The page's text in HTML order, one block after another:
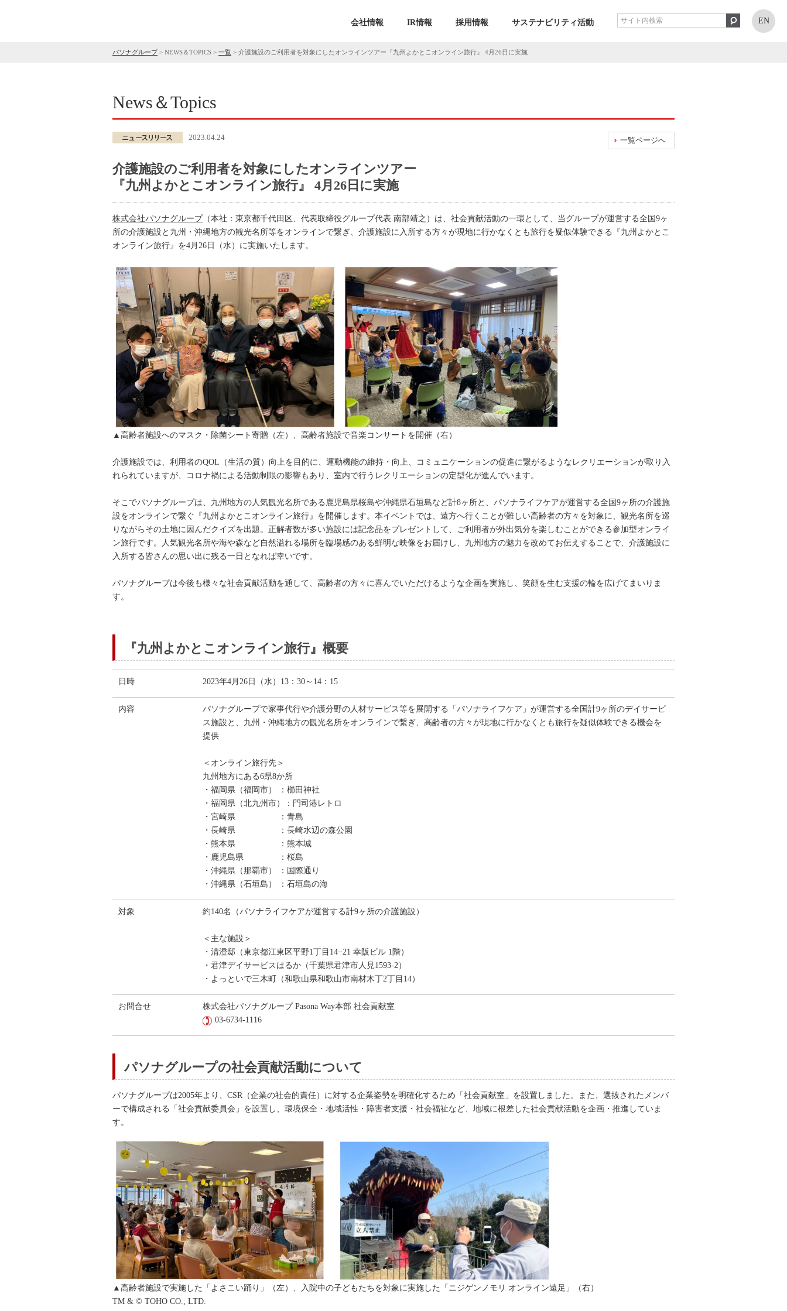
会社情報 IR情報 採用情報 サステナビリティ活動 EN
パソナグループ> NEWS＆TOPICS > 一覧 > 介護施設のご利用者を対象にしたオンラインツアー『九州よかとこオンライン旅行』 4月26日に実施
News＆Topics
一覧ページへ
2023.04.24
介護施設のご利用者を対象にしたオンラインツアー
『九州よかとこオンライン旅行』 4月26日に実施
株式会社パソナグループ （本社：東京都千代田区、代表取締役グループ代表 南部靖之）は、社会貢献活動の一環として、当グループが運営する全国9ヶ
所の介護施設と九州・沖縄地方の観光名所等をオンラインで繋ぎ、介護施設に入所する方々が現地に行かなくとも旅行を疑似体験できる『九州よかとこ
オンライン旅行』を4月26日（水）に実施いたします。
▲高齢者施設へのマスク・除菌シート寄贈（左）、高齢者施設で音楽コンサートを開催（右）
介護施設では、利用者のQOL（生活の質）向上を目的に、運動機能の維持・向上、コミュニケーションの促進に繋がるようなレクリエーションが取り入
れられていますが、コロナ禍による活動制限の影響もあり、室内で行うレクリエーションの定型化が進んでいます。
そこでパソナグループは、九州地方の人気観光名所である鹿児島県桜島や沖縄県石垣島など計8ヶ所と、パソナライフケアが運営する全国9ヶ所の介護施
設をオンラインで繋ぐ『九州よかとこオンライン旅行』を開催します。本イベントでは、遠方へ行くことが難しい高齢者の方々を対象に、観光名所を巡
りながらその土地に因んだクイズを出題。正解者数が多い施設には記念品をプレゼントして、ご利用者が外出気分を楽しむことができる参加型オンライ
ン旅行です。人気観光名所や海や森など自然溢れる場所を臨場感のある鮮明な映像をお届けし、九州地方の魅力を改めてお伝えすることで、介護施設に
入所する皆さんの思い出に残る一日となれば幸いです。
パソナグループは今後も様々な社会貢献活動を通して、高齢者の方々に喜んでいただけるような企画を実施し、笑顔を生む支援の輪を広げてまいりま
す。
『九州よかとこオンライン旅行』概要
日時 2023年4月26日（水）13：30～14：15
内容
パソナグループで家事代行や介護分野の人材サービス等を展開する「パソナライフケア」が運営する全国計9ヶ所のデイサービ
ス施設と、九州・沖縄地方の観光名所をオンラインで繋ぎ、高齢者の方々が現地に行かなくとも旅行を疑似体験できる機会を
提供
＜オンライン旅行先＞
九州地方にある6県8か所
・福岡県（福岡市） ：櫛田神社
・福岡県（北九州市）：門司港レトロ
・宮崎県 ：青島
・長崎県 ：長崎水辺の森公園
・熊本県 ：熊本城
・鹿児島県 ：桜島
・沖縄県（那覇市） ：国際通り
・沖縄県（石垣島） ：石垣島の海
対象 約140名（パソナライフケアが運営する計9ヶ所の介護施設）
＜主な施設＞
・清澄邸（東京都江東区平野1丁目14−21 幸阪ビル 1階）
・君津デイサービスはるか（千葉県君津市人見1593-2）
・よっといで三木町（和歌山県和歌山市南材木丁2丁目14）
お問合せ
株式会社パソナグループ Pasona Way本部 社会貢献室
03-6734-1116
パソナグループの社会貢献活動について
パソナグループは2005年より、CSR（企業の社会的責任）に対する企業姿勢を明確化するため「社会貢献室」を設置しました。また、選抜されたメンバ
ーで構成される「社会貢献委員会」を設置し、環境保全・地域活性・障害者支援・社会福祉など、地域に根差した社会貢献活動を企画・推進していま
す。
▲高齢者施設で実施した「よさこい踊り」（左）、入院中の子どもたちを対象に実施した「ニジゲンノモリ オンライン遠足」（右）
TM & © TOHO CO., LTD.